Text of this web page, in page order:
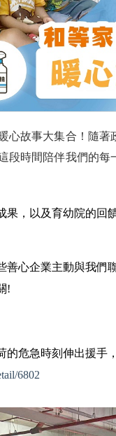
心故事大集合！隨
段時間陪伴我們的
，以及育幼院的回
善心企業主動與我們
!
的危急時刻伸出援手
6802